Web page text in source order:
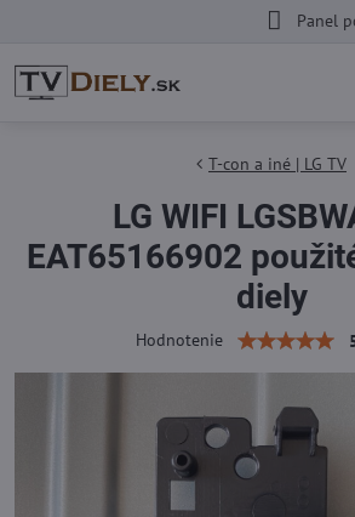
Panel
T-con a iné | LG TV
LG WIFI
EAT65166902
diely
Hodnotenie